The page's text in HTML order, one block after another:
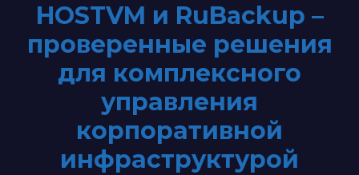
HOSTVM и RuBackup –
проверенные решения
для комплексного
управления
корпоративной
инфраструктурой